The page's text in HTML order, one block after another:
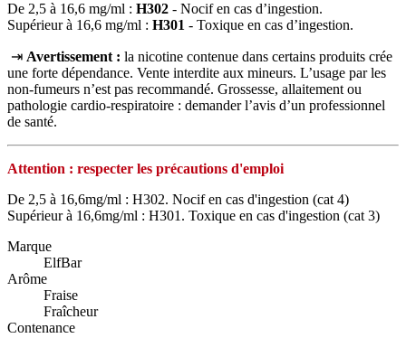
De 2,5 à 16,6 mg/ml : H302 - Nocif en cas d’ingestion.
Supérieur à 16,6 mg/ml : H301 - Toxique en cas d’ingestion.
⇥ Avertissement : la nicotine contenue dans certains produits crée
une forte dépendance. Vente interdite aux mineurs. L’usage par les
non‑fumeurs n’est pas recommandé. Grossesse, allaitement ou
pathologie cardio‑respiratoire : demander l’avis d’un professionnel
de santé.
Attention : respecter les précautions d'emploi
De 2,5 à 16,6mg/ml : H302. Nocif en cas d'ingestion (cat 4)
Supérieur à 16,6mg/ml : H301. Toxique en cas d'ingestion (cat 3)
Marque
ElfBar
Arôme
Fraise
Fraîcheur
Contenance